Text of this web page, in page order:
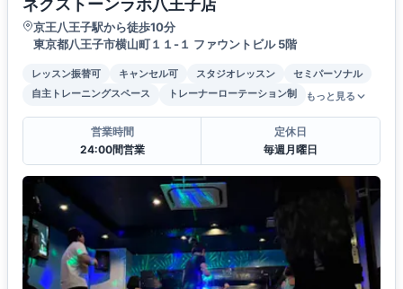
ネクストーンラボ八王子店
京王八王子駅から徒歩10分
東京都八王子市横山町１１-１ ファウントビル 5階
レッスン振替可 キャンセル可 スタジオレッスン
セミパーソナル
自主トレーニングスペース
トレーナーローテーション制 もっと見る
営業時間
24:00間営業
定休日
毎週月曜日